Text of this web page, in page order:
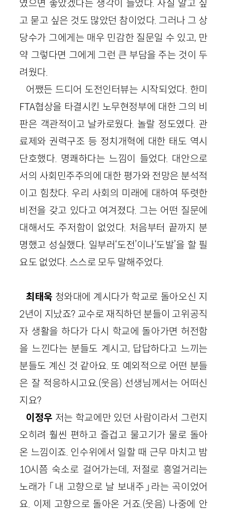
였으면 좋았겠다는 생각이 들었다. 사실 알고 싶
고 묻고 싶은 것도 많았던 참이었다. 그러나 그 상
당수가 그에게는 매우 민감한 질문일 수 있고, 만
약 그렇다면 그에게 그런 큰 부담을 주는 것이 두
려웠다.
어쨌든 드디어 도전인터뷰는 시작되었다. 한미
FTA협상을 타결시킨 노무현정부에 대한 그의 비
판은 객관적이고 날카로웠다. 놀랄 정도였다. 관
료제와 권력구조 등 정치개혁에 대한 태도 역시
단호했다. 명쾌하다는 느낌이 들었다. 대안으로
서의 사회민주주의에 대한 평가와 전망은 분석적
이고 힘찼다. 우리 사회의 미래에 대하여 뚜렷한
비전을 갖고 있다고 여겨졌다. 그는 어떤 질문에
대해서도 주저함이 없었다. 처음부터 끝까지 분
명했고 성실했다. 일부러‘도전’이나‘도발’을 할 필
요도 없었다. 스스로 모두 말해주었다.
최태욱 청와대에 계시다가 학교로 돌아오신 지
2년이 지났죠? 교수로 재직하던 분들이 고위공직
자 생활을 하다가 다시 학교에 돌아가면 허전함
을 느낀다는 분들도 계시고, 답답하다고 느끼는
분들도 계신 것 같아요. 또 예외적으로 어떤 분들
은 잘 적응하시고요.(웃음) 선생님께서는 어떠신
지요?
이정우 저는 학교에만 있던 사람이라서 그런지
오히려 훨씬 편하고 즐겁고 물고기가 물로 돌아
온 느낌이죠. 인수위에서 일할 때 근무 마치고 밤
10시쯤 숙소로 걸어가는데, 저절로 흥얼거리는
노래가 「내 고향으로 날 보내주」라는 곡이었어
요. 이제 고향으로 돌아온 거죠.(웃음) 나중에 안